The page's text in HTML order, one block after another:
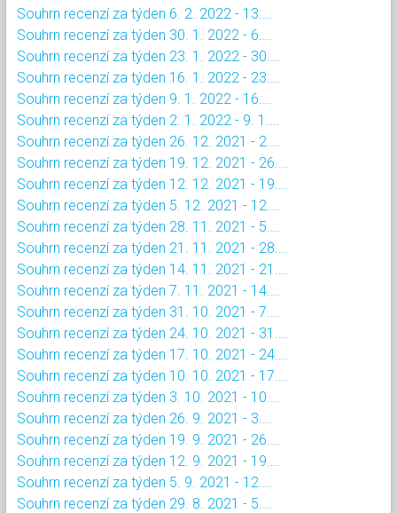
Souhrn recenzí za týden 6. 2. 2022 - 13....
Souhrn recenzí za týden 30. 1. 2022 - 6....
Souhrn recenzí za týden 23. 1. 2022 - 30....
Souhrn recenzí za týden 16. 1. 2022 - 23....
Souhrn recenzí za týden 9. 1. 2022 - 16....
Souhrn recenzí za týden 2. 1. 2022 - 9. 1....
Souhrn recenzí za týden 26. 12. 2021 - 2....
Souhrn recenzí za týden 19. 12. 2021 - 26....
Souhrn recenzí za týden 12. 12. 2021 - 19....
Souhrn recenzí za týden 5. 12. 2021 - 12....
Souhrn recenzí za týden 28. 11. 2021 - 5....
Souhrn recenzí za týden 21. 11. 2021 - 28....
Souhrn recenzí za týden 14. 11. 2021 - 21....
Souhrn recenzí za týden 7. 11. 2021 - 14....
Souhrn recenzí za týden 31. 10. 2021 - 7....
Souhrn recenzí za týden 24. 10. 2021 - 31....
Souhrn recenzí za týden 17. 10. 2021 - 24....
Souhrn recenzí za týden 10. 10. 2021 - 17....
Souhrn recenzí za týden 3. 10. 2021 - 10....
Souhrn recenzí za týden 26. 9. 2021 - 3....
Souhrn recenzí za týden 19. 9. 2021 - 26....
Souhrn recenzí za týden 12. 9. 2021 - 19....
Souhrn recenzí za týden 5. 9. 2021 - 12....
Souhrn recenzí za týden 29. 8. 2021 - 5....